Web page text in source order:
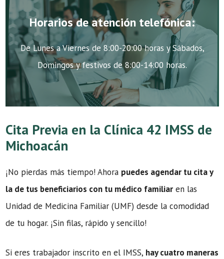
Horarios de atención telefónica:
De Lunes a Viernes de 8:00-20:00 horas y Sábados,
Domingos y festivos de 8:00-14:00 horas.
Cita Previa en la Clínica 42 IMSS de
Michoacán
¡No pierdas más tiempo! Ahora puedes agendar tu cita y
la de tus beneficiarios con tu médico familiar en las
Unidad de Medicina Familiar (UMF) desde la comodidad
de tu hogar. ¡Sin filas, rápido y sencillo!
Si eres trabajador inscrito en el IMSS, hay cuatro maneras